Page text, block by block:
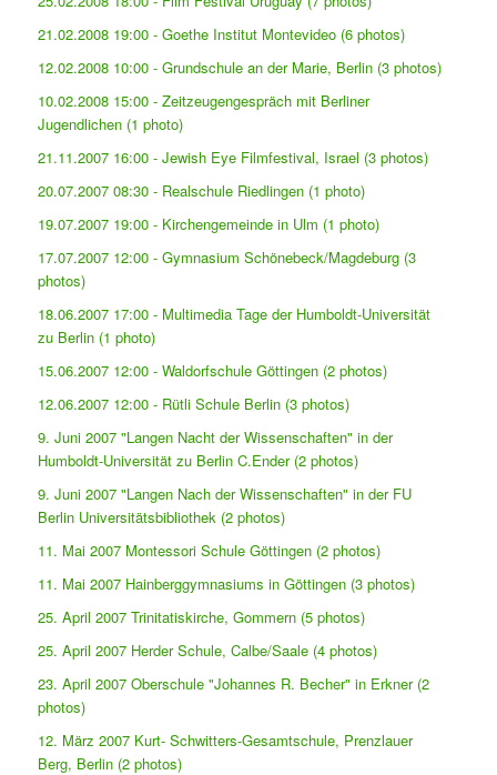
21.02.2008 19:00 - Goethe Institut Montevideo (6 photos)
12.02.2008 10:00 - Grundschule an der Marie, Berlin (3 photos)
10.02.2008 15:00 - Zeitzeugengespräch mit Berliner
Jugendlichen (1 photo)
21.11.2007 16:00 - Jewish Eye Filmfestival, Israel (3 photos)
20.07.2007 08:30 - Realschule Riedlingen (1 photo)
19.07.2007 19:00 - Kirchengemeinde in Ulm (1 photo)
17.07.2007 12:00 - Gymnasium Schönebeck/Magdeburg (3
photos)
18.06.2007 17:00 - Multimedia Tage der Humboldt-Universität
zu Berlin (1 photo)
15.06.2007 12:00 - Waldorfschule Göttingen (2 photos)
12.06.2007 12:00 - Rütli Schule Berlin (3 photos)
9. Juni 2007 "Langen Nacht der Wissenschaften" in der
Humboldt-Universität zu Berlin C.Ender (2 photos)
9. Juni 2007 "Langen Nach der Wissenschaften" in der FU
Berlin Universitätsbibliothek (2 photos)
11. Mai 2007 Montessori Schule Göttingen (2 photos)
11. Mai 2007 Hainberggymnasiums in Göttingen (3 photos)
25. April 2007 Trinitatiskirche, Gommern (5 photos)
25. April 2007 Herder Schule, Calbe/Saale (4 photos)
23. April 2007 Oberschule "Johannes R. Becher" in Erkner (2
photos)
12. März 2007 Kurt- Schwitters-Gesamtschule, Prenzlauer
Berg, Berlin (2 photos)